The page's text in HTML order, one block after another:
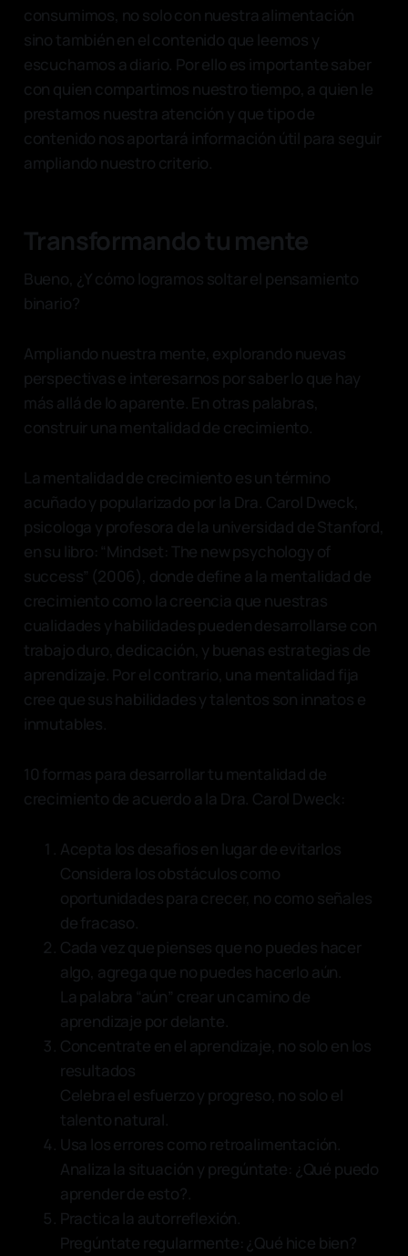
consumimos, no solo con nuestra alimentación
sino también en el contenido que leemos y
escuchamos a diario. Por ello es importante saber
con quien compartimos nuestro tiempo, a quien le
prestamos nuestra atención y que tipo de
contenido nos aportará información útil para seguir
ampliando nuestro criterio.
Transformando tu mente
Bueno, ¿Y cómo logramos soltar el pensamiento
binario?
Ampliando nuestra mente, explorando nuevas
perspectivas e interesarnos por saber lo que hay
más allá de lo aparente. En otras palabras,
construir una mentalidad de crecimiento.
La mentalidad de crecimiento es un término
acuñado y popularizado por la Dra. Carol Dweck,
psicologa y profesora de la universidad de Stanford,
en su libro: “Mindset: The new psychology of
success” (2006), donde define a la mentalidad de
crecimiento como la creencia que nuestras
cualidades y habilidades pueden desarrollarse con
trabajo duro, dedicación, y buenas estrategias de
aprendizaje. Por el contrario, una mentalidad fija
cree que sus habilidades y talentos son innatos e
inmutables.
10 formas para desarrollar tu mentalidad de
crecimiento de acuerdo a la Dra. Carol Dweck:
Acepta los desafios en lugar de evitarlos
Considera los obstáculos como
oportunidades para crecer, no como señales
de fracaso.
Cada vez que pienses que no puedes hacer
algo, agrega que no puedes hacerlo aún.
La palabra “aún” crear un camino de
aprendizaje por delante.
Concentrate en el aprendizaje, no solo en los
resultados
Celebra el esfuerzo y progreso, no solo el
talento natural.
Usa los errores como retroalimentación.
Analiza la situación y pregúntate: ¿Qué puedo
aprender de esto?.
Practica la autorreflexión.
Pregúntate regularmente: ¿Qué hice bien?